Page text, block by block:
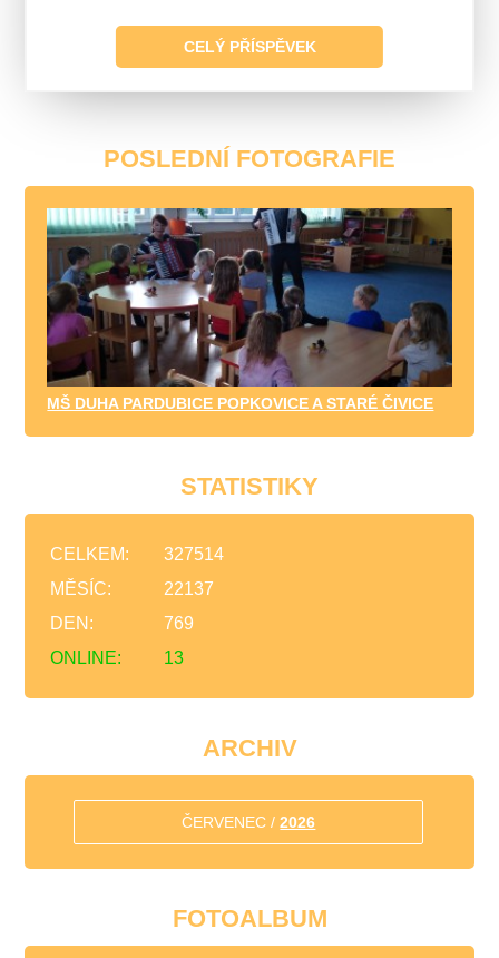
CELÝ PŘÍSPĚVEK
POSLEDNÍ FOTOGRAFIE
MŠ DUHA PARDUBICE POPKOVICE A STARÉ ČIVICE
STATISTIKY
ONLINE: 13
CELKEM:
327514
MĚSÍC:
22137
DEN:
769
ARCHIV
ČERVENEC /2026
FOTOALBUM